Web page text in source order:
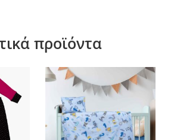
προϊόντα